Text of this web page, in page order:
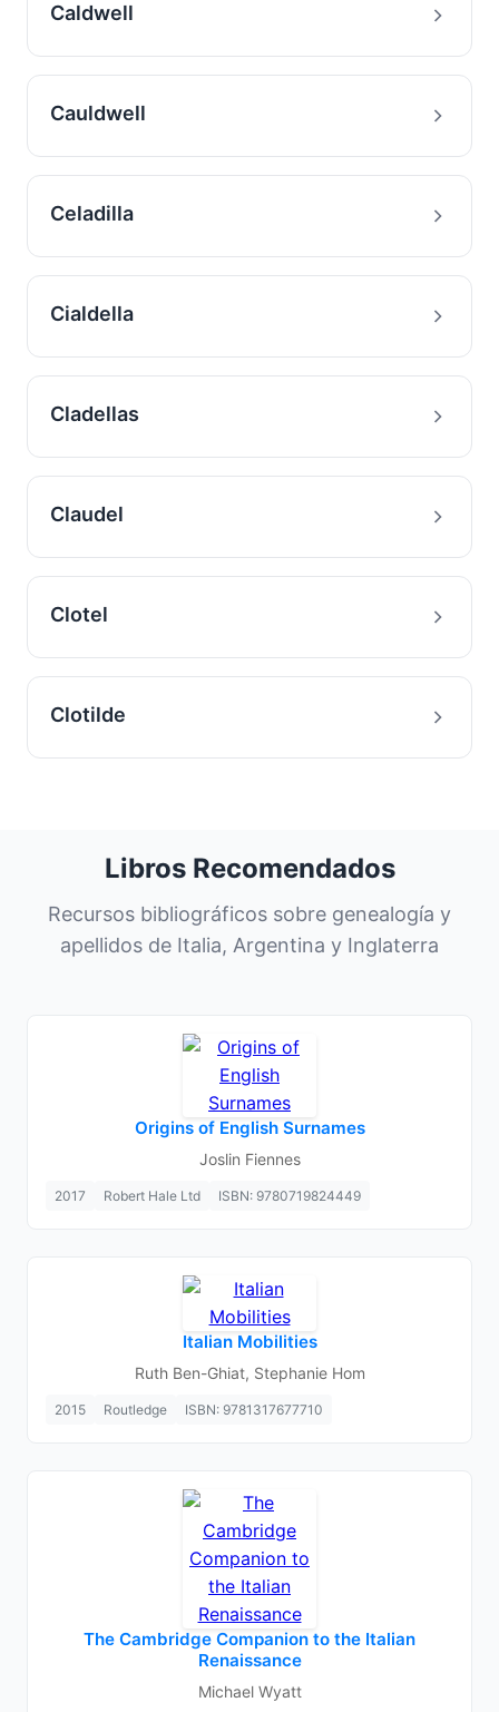
Caldwell
Cauldwell
Celadilla
Cialdella
Cladellas
Claudel
Clotel
Clotilde
Libros Recomendados
Recursos bibliográficos sobre genealogía y
apellidos de Italia, Argentina y Inglaterra
Origins of English Surnames
Joslin Fiennes
2017 Robert Hale Ltd ISBN: 9780719824449
Italian Mobilities
Ruth Ben-Ghiat, Stephanie Hom
2015 Routledge ISBN: 9781317677710
The Cambridge Companion to the Italian
Renaissance
Michael Wyatt